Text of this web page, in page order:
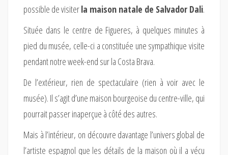
possible de visiterla maison natale de Salvador Dali.
Située dans le centre de Figueres, à quelques minutes à
pied du musée, celle-ci a constituée une sympathique visite
pendant notre week-end sur la Costa Brava.
De l’extérieur, rien de spectaculaire (rien à voir avec le
musée). Il s’agit d’une maison bourgeoise du centre-ville, qui
pourrait passer inaperçue à côté des autres.
Mais à l’intérieur, on découvre davantage l’univers global de
l’artiste espagnol que les détails de la maison où il a vécu